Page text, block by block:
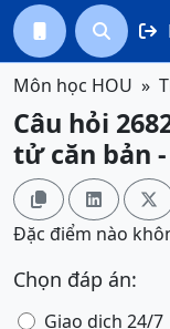
 
Môn học HOU
Câu hỏi
tử căn bản -
  
Đặc điểm nào
Chọn đáp án:
Giao dịch 24/7